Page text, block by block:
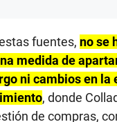
fuentes, no se
medida de
ni cambios en la
, donde
de compras,